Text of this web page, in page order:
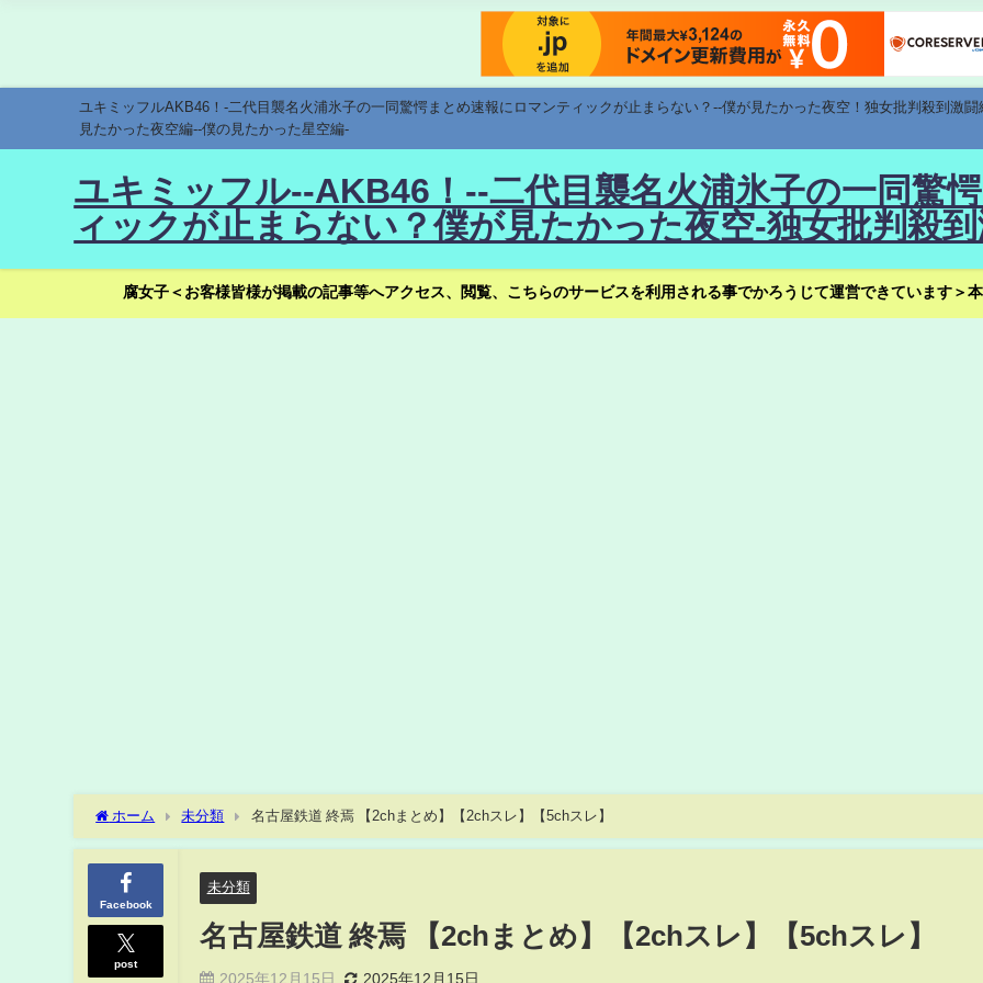
ユキミッフルAKB46！-二代目襲名火浦氷子の一同驚愕まとめ速報にロマンティックが止まらない？--僕が見たかった夜空！独女批判殺到激
見たかった夜空編--僕の見たかった星空編-
ユキミッフル--AKB46！--二代目襲名火浦氷子の一同驚
ィックが止まらない？僕が見たかった夜空-独女批判殺
腐女子＜お客様皆様が掲載の記事等へアクセス、閲覧、こちらのサービスを利用される事でかろうじて運営できています＞
ホーム 未分類 名古屋鉄道 終焉 【2chまとめ】【2chスレ】【5chスレ】
Facebook
post
未分類
名古屋鉄道 終焉 【2chまとめ】【2chスレ】【5chスレ】
2025年12月15日 2025年12月15日